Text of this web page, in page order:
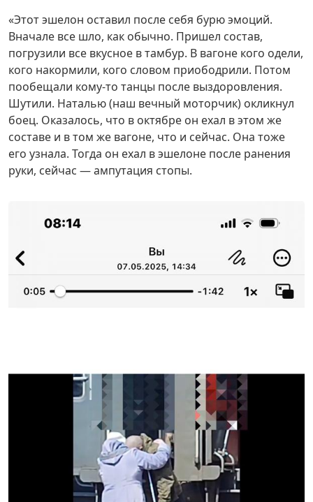
«Этот эшелон оставил после себя бурю эмоций.
Вначале все шло, как обычно. Пришел состав,
погрузили все вкусное в тамбур. В вагоне кого одели,
кого накормили, кого словом приободрили. Потом
пообещали кому-то танцы после выздоровления.
Шутили. Наталью (наш вечный моторчик) окликнул
боец. Оказалось, что в октябре он ехал в этом же
составе и в том же вагоне, что и сейчас. Она тоже
его узнала. Тогда он ехал в эшелоне после ранения
руки, сейчас — ампутация стопы.